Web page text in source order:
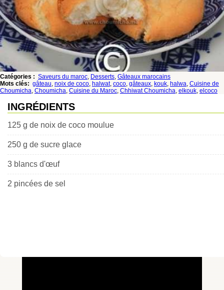
Catégories : Saveurs du maroc, Desserts, Gâteaux marocains
Mots clés: gâteau, noix de coco, halwat, coco, gâteaux, kouk, halwa, Cuisine de
Choumicha, Choumicha, Cuisine du Maroc, Chhiwat Choumicha, elkouk, elcoco
INGRÉDIENTS
125 g de noix de coco moulue
250 g de sucre glace
3 blancs d'œuf
2 pincées de sel